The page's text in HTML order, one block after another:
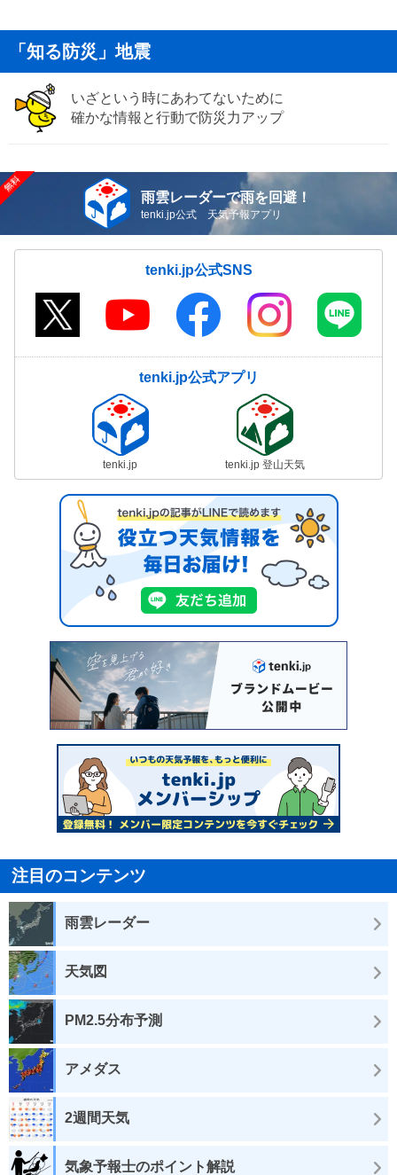
「知る防災」地震
いざという時にあわてないために
確かな情報と行動で防災力アップ
雨雲レーダーで雨を回避！
tenki.jp公式 天気予報アプリ
tenki.jp公式SNS
tenki.jp公式アプリ
tenki.jp tenki.jp 登山天気
注目のコンテンツ
雨雲レーダー
天気図
PM2.5分布予測
アメダス
2週間天気
気象予報士のポイント解説